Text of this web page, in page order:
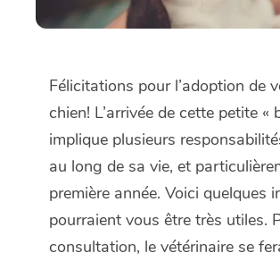
Félicitations pour l’adoption de
chien! L’arrivée de cette petite «
implique plusieurs
au long de sa vie, et
première année. Voici quelques
pourraient vous être très utiles.
consultation, le vétérinaire se